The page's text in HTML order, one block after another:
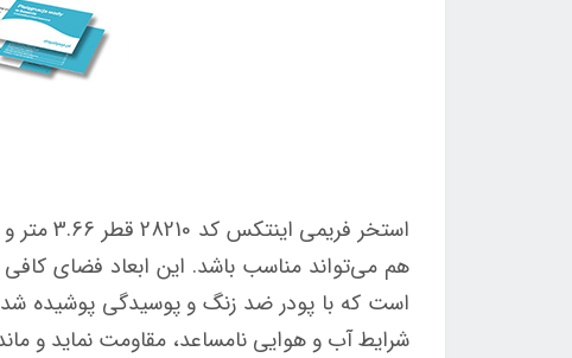
هم می‌تواند مناسب باشد. این ابعاد فضای کافی
است که با پودر ضد زنگ و پوسیدگی پوشیده
شرایط آب و هوایی نامساعد، مقاومت نماید و